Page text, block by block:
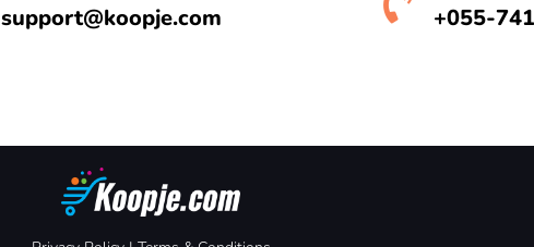
support@koopje.com +055-